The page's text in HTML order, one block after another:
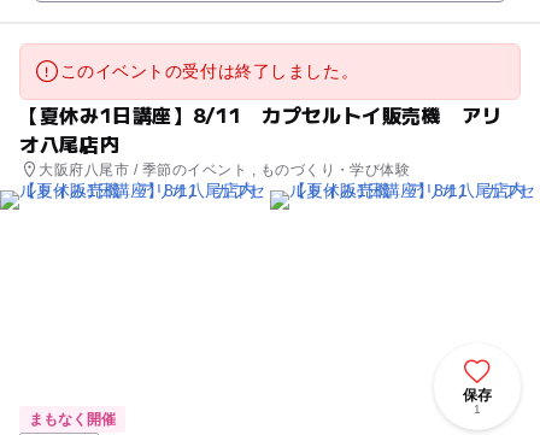
このイベントの受付は終了しました。
【夏休み1日講座】8/11 カプセルトイ販売機 アリ
オ八尾店内
大阪府八尾市 / 季節のイベント , ものづくり・学び体験
保存
1
まもなく開催